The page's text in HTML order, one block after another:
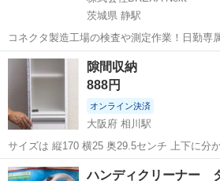
茨城県 静駅
コネクタ製造工場の検査や測定作業！日勤専
日128日★クリーンルーム内作業★マイカー
★就業先食堂利用可！日払い制度あり！《茨城県
工場のお仕事 ◇コネクタ製造工...
茨城 常陸大宮市 静駅
隙間収納
888円
オンライン決済
大阪府 相川駅
サイズは 縦170 横25 奥29.5センチ 上下に分
能な方、お願いします
大阪 大阪市 相川駅 収納家具
ハンディクリーナー